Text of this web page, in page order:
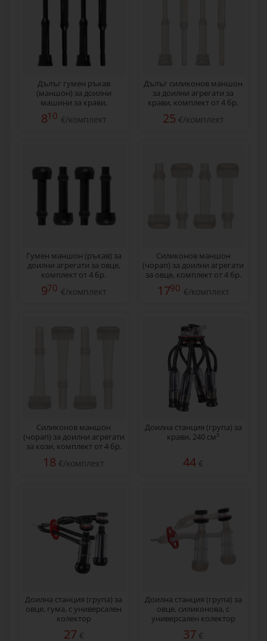
Дълъг гумен ръкав
(маншон) за доилни
машини за крави,
комплект от 4 бр.
810 €/комплект
Дълъг силиконов маншон
за доилни агрегати за
крави, комплект от 4 бр.
25 €/комплект
Гумен маншон (ръкав) за
доилни агрегати за овце,
комплект от 4 бр.
970 €/комплект
Силиконов маншон
(чорап) за доилни агрегати
за овце, комплект от 4 бр.
1790 €/комплект
Силиконов маншон
(чорап) за доилни агрегати
за кози, комплект от 4 бр.
18 €/комплект
Доилна станция (група) за
крави, 240 см³
44 €
Доилна станция (група) за
овце, гума, с универсален
колектор
27 €
Доилна станция (група) за
овце, силиконова, с
универсален колектор
37 €